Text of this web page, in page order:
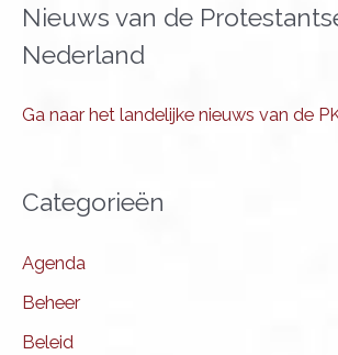
Nieuws van de
Nederland
Ga naar het landelijke nieuws van de
Categorieën
Agenda
Beheer
Beleid